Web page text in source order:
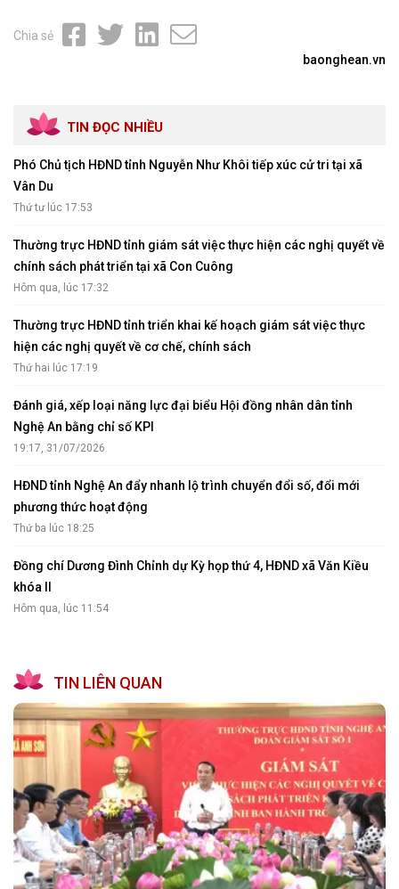
Chia sẻ
baonghean.vn
TIN ĐỌC NHIỀU
Phó Chủ tịch HĐND tỉnh Nguyễn Như Khôi tiếp xúc cử tri tại xã
Vân Du
Thứ tư lúc 17:53
Thường trực HĐND tỉnh giám sát việc thực hiện các nghị quyết về
chính sách phát triển tại xã Con Cuông
Hôm qua, lúc 17:32
Thường trực HĐND tỉnh triển khai kế hoạch giám sát việc thực
hiện các nghị quyết về cơ chế, chính sách
Thứ hai lúc 17:19
Đánh giá, xếp loại năng lực đại biểu Hội đồng nhân dân tỉnh
Nghệ An bằng chỉ số KPI
19:17, 31/07/2026
HĐND tỉnh Nghệ An đẩy nhanh lộ trình chuyển đổi số, đổi mới
phương thức hoạt động
Thứ ba lúc 18:25
Đồng chí Dương Đình Chỉnh dự Kỳ họp thứ 4, HĐND xã Văn Kiều
khóa II
Hôm qua, lúc 11:54
TIN LIÊN QUAN